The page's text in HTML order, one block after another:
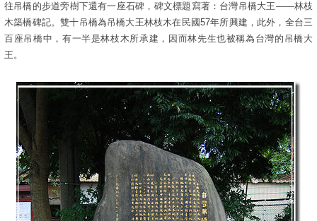
往吊橋的步道旁樹下還有一座石碑，碑文標題寫著：台灣吊橋大王——林枝
木築橋碑記。雙十吊橋為吊橋大王林枝木在民國57年所興建，此外，全台三
百座吊橋中，有一半是林枝木所承建，因而林先生也被稱為台灣的吊橋大
王。